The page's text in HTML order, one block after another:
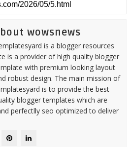
wowsnews
is a blogger resources
is a provider of high quality blogger
with premium looking layout
robust design. The main mission of
is to provide the best
blogger templates which are
perfectlly seo optimized to deliver